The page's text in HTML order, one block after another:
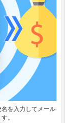
を入力してメール
。